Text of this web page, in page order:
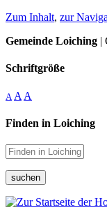
Zum Inhalt, zur
Gemeinde Loiching |
Schriftgröße
A A A
Finden in Loiching
suchen